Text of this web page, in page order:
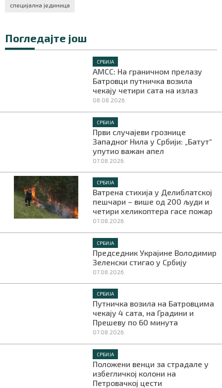
специјална јединица
Погледајте још
СРБИЈА
АМСС: На граничном прелазу
Батровци путничка возила
чекају четири сата на излаз
08.08.2026.
СРБИЈА
Први случајеви грознице
Западног Нила у Србији: „Батут“
упутио важан апел
07.08.2026.
СРБИЈА
Ватрена стихија у Делиблатској
пешчари – више од 200 људи и
четири хеликоптера гасе пожар
07.08.2026.
СРБИЈА
Председник Украјине Володимир
Зеленски стигао у Србију
07.08.2026.
СРБИЈА
Путничка возила на Батровцима
чекају 4 сата, на Градини и
Прешеву по 60 минута
07.08.2026.
СРБИЈА
Положени венци за страдале у
избегличкој колони на
Петровачкој цести